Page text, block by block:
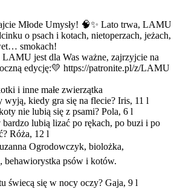
Młode Umysły! 🧠✨ Lato trwa, LAMU
o psach i kotach, nietoperzach, jeżach,
smokach!
jest dla Was ważne, zajrzyjcie na
edycję:💛 https://patronite.pl/z/LAMU
i inne małe zwierzątka
wyją, kiedy gra się na flecie? Iris, 11 l
nie lubią się z psami? Pola, 6 l
lubią lizać po rękach, po buzi i po
Róża, 12 l
Ogrodowczyk, biolożka,
behawiorystka psów i kotów.
świecą się w nocy oczy? Gaja, 9 l